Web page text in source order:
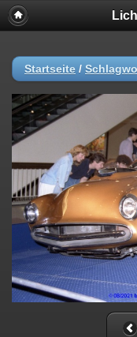
Startseite /